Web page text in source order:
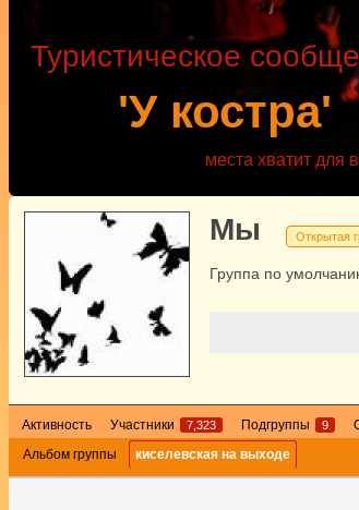
'У костра'
Туристическое
места хватит для
Мы Открытая
Группа по
Активность Участники 7,323 Подгруппы 9
Альбом группы
киселевская на выходе